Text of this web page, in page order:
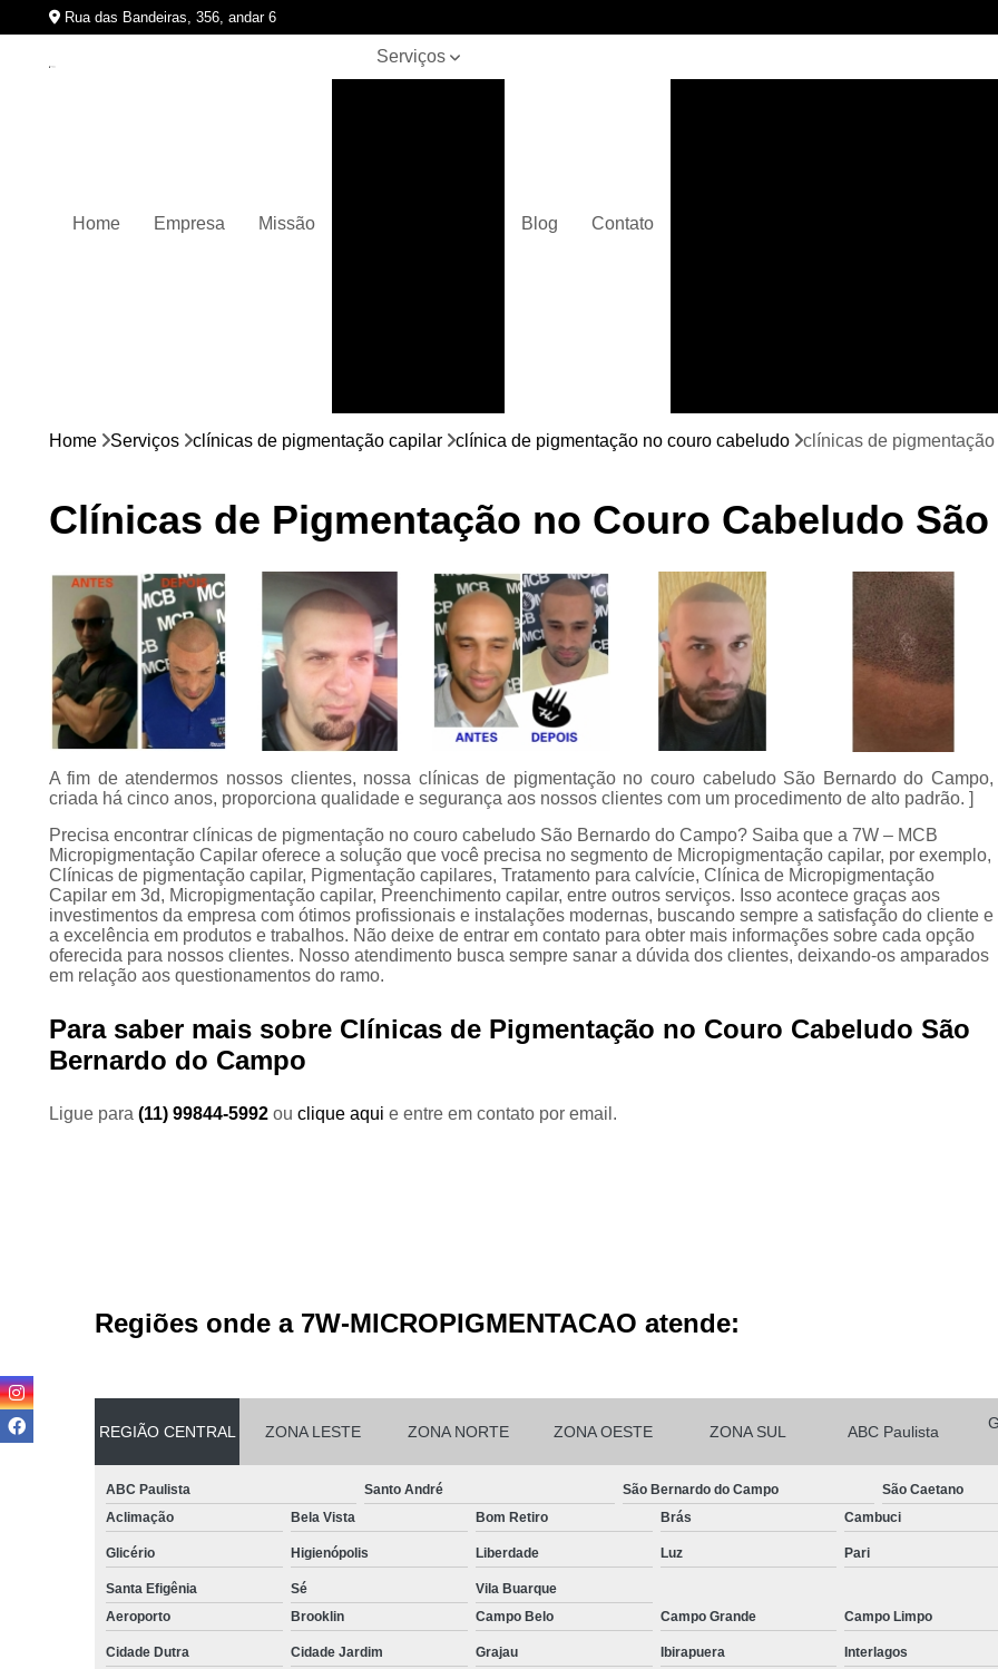
Rua das Bandeiras, 356, andar 6
Home Empresa Missão
Serviços
Preenchimento
Tratamento para
calvície
Blog Contato
Curso de
Curso de
Curso de Micropigmentação Santo
Curso
Curso Presencial
Cursos de Micropigmentação de
Micropigmentação Capilar com
Micropigmentação Capilar
Micropigmentação Capilar nas
Micropigmentação Capilar para
Micropigmentação Cabelo
Micropigmentação
Micropigmentação Capilar
Micropigmentação
Micropigmentação de Barba São
Micropigmentação Fio a Fio Barba
Micropigmentação na Barba ABC
Nano Micropigmentação de Barba
Nano Pigmentação Cabelo Rio
Home Serviços clínicas de pigmentação capilar clínica de pigmentação no couro cabeludo clínicas de
Clínicas de Pigmentação no Couro Cabeludo
A fim de atendermos nossos clientes, nossa clínicas de pigmentação no couro cabeludo São Bernardo do Campo,
criada há cinco anos, proporciona qualidade e segurança aos nossos clientes com um procedimento de alto padrão. ]
Precisa encontrar clínicas de pigmentação no couro cabeludo São Bernardo do Campo? Saiba que a 7W – MCB
Micropigmentação Capilar oferece a solução que você precisa no segmento de Micropigmentação capilar, por exemplo,
Clínicas de pigmentação capilar, Pigmentação capilares, Tratamento para calvície, Clínica de Micropigmentação
Capilar em 3d, Micropigmentação capilar, Preenchimento capilar, entre outros serviços. Isso acontece graças aos
investimentos da empresa com ótimos profissionais e instalações modernas, buscando sempre a satisfação do cliente e
a excelência em produtos e trabalhos. Não deixe de entrar em contato para obter mais informações sobre cada opção
oferecida para nossos clientes. Nosso atendimento busca sempre sanar a dúvida dos clientes, deixando-os amparados
em relação aos questionamentos do ramo.
Para saber mais sobre Clínicas de Pigmentação no Couro Cabeludo São
Bernardo do Campo
Ligue para (11) 99844-5992 ou clique aqui e entre em contato por email.
Regiões onde a 7W-MICROPIGMENTACAO atende:
REGIÃO CENTRAL ZONA LESTE ZONA NORTE ZONA OESTE ZONA SUL ABC Paulista
ABC Paulista Santo André São Bernardo do Campo São Caetano
Aclimação
Bela Vista Bom Retiro Brás Cambuci
Glicério Higienópolis Liberdade Luz Pari
Santa Efigênia Sé
Vila Buarque
Aeroporto
Brooklin Campo Belo Campo Grande Campo Limpo
Cidade Dutra Cidade Jardim Grajau Ibirapuera Interlagos